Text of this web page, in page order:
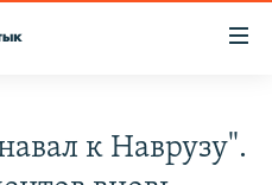
к Наврузу".